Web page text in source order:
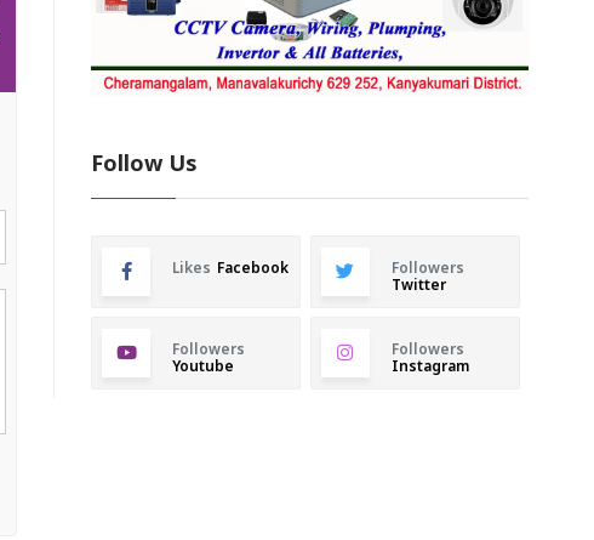
Follow Us
Likes Facebook
Followers
Twitter
Followers
Youtube
Followers
Instagram